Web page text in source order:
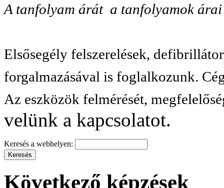
A tanfolyam árát a tanfolyamok
Elsősegély felszerelések,
forgalmazásával is foglalkozunk.
Az eszközök felmérését,
velünk a kapcsolatot.
Keresés a webhelyen:
Következő képzések